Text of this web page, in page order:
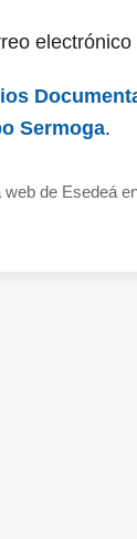
Sermoga.
de Esedeá